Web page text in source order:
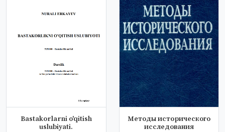
Bastakorlarni o'qitish
uslubiyati.
Методы исторического
исследования